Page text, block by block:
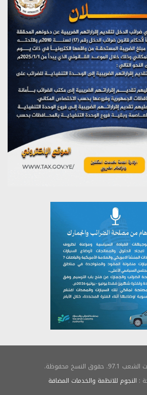
الوهم)
الإنسانية حول جرائم تحالف العدوان
: النجوم للانظمة والخدمات المضافة